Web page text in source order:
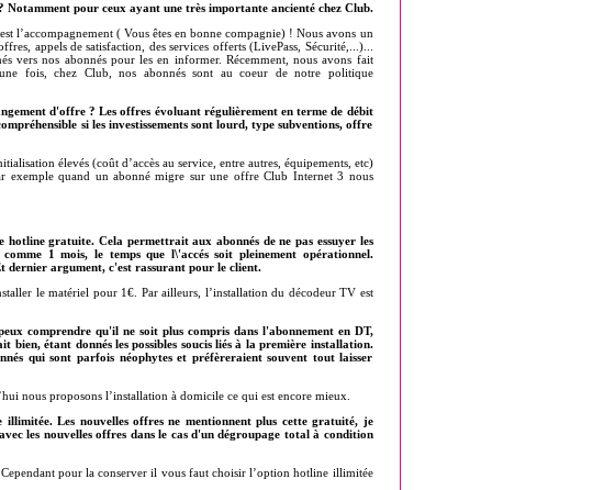
Notamment pour ceux ayant une très importante ancienté chez Club.
l’accompagnement ( Vous êtes en bonne compagnie) ! Nous avons un
appels de satisfaction, des services offerts (LivePass, Sécurité,...)...
vers nos abonnés pour les en informer. Récemment, nous avons fait
fois, chez Club, nos abonnés sont au coeur de notre politique
d'offre ? Les offres évoluant régulièrement en terme de débit
si les investissements sont lourd, type subventions, offre
élevés (coût d’accès au service, entre autres, équipements, etc)
exemple quand un abonné migre sur une offre Club Internet 3 nous
gratuite. Cela permettrait aux abonnés de ne pas essuyer les
1 mois, le temps que l\'accés soit pleinement opérationnel.
dernier argument, c'est rassurant pour le client.
le matériel pour 1€. Par ailleurs, l’installation du décodeur TV est
comprendre qu'il ne soit plus compris dans l'abonnement en DT,
bien, étant donnés les possibles soucis liés à la première installation.
qui sont parfois néophytes et préfèreraient souvent tout laisser
nous proposons l’installation à domicile ce qui est encore mieux.
Les nouvelles offres ne mentionnent plus cette gratuité, je
les nouvelles offres dans le cas d'un dégroupage total à condition
pour la conserver il vous faut choisir l’option hotline illimitée